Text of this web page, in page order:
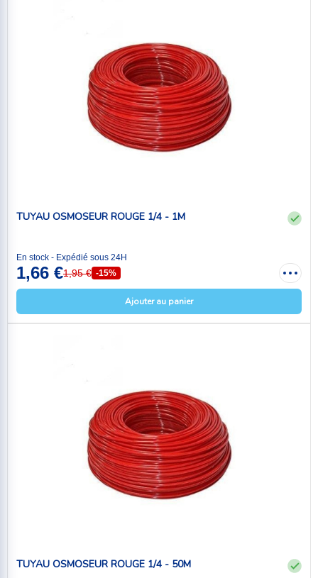
TUYAU OSMOSEUR ROUGE 1/4 - 1M
En stock - Expédié sous 24H
1,66 €1,95 € -15%
Ajouter au panier
TUYAU OSMOSEUR ROUGE 1/4 - 50M